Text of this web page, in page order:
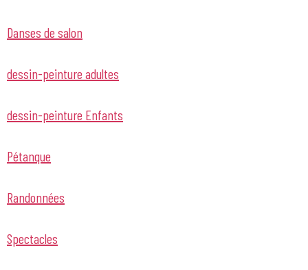
Danses de salon
dessin-peinture adultes
dessin-peinture Enfants
Pétanque
Randonnées
Spectacles